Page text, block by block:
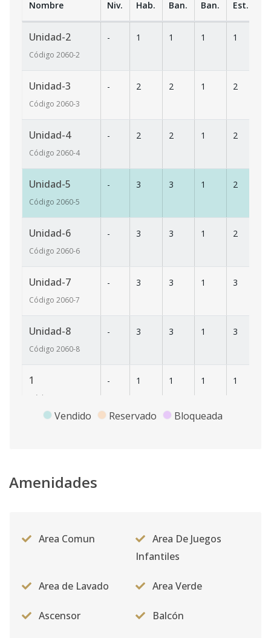
Nombre Niv. Hab. Ban. Ban. Est.
Unidad-2
Código 2060-2
- 1 1 1 1
Unidad-3
Código 2060-3
- 2 2 1 2
Unidad-4
Código 2060-4
- 2 2 1 2
Unidad-5
Código 2060-5
- 3 3 1 2
Unidad-6
Código 2060-6
- 3 3 1 2
Unidad-7
Código 2060-7
- 3 3 1 3
Unidad-8
Código 2060-8
- 3 3 1 3
1
Código
- 1 1 1 1
Vendido Reservado Bloqueada
Amenidades
Area Comun
Area De Juegos
Infantiles
Area de Lavado Area Verde
Ascensor Balcón